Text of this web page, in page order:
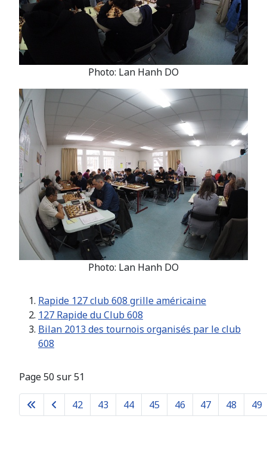
Photo: Lan Hanh DO
Photo: Lan Hanh DO
Rapide 127 club 608 grille américaine
127 Rapide du Club 608
Bilan 2013 des tournois organisés par le club
608
Page 50 sur 51
42 43 44 45 46 47 48 49